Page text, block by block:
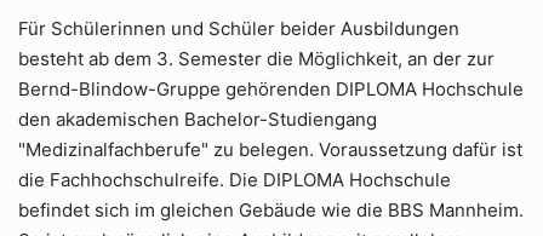
Für Schülerinnen und Schüler beider Ausbildungen
besteht ab dem 3. Semester die Möglichkeit, an der zur
Bernd-Blindow-Gruppe gehörenden DIPLOMA Hochschule
den akademischen Bachelor-Studiengang
"Medizinalfachberufe" zu belegen. Voraussetzung dafür ist
die Fachhochschulreife. Die DIPLOMA Hochschule
befindet sich im gleichen Gebäude wie die BBS Mannheim.